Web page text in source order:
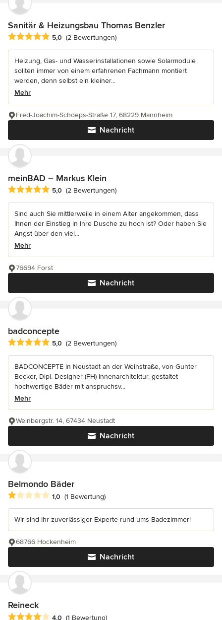
Sanitär & Heizungsbau Thomas Benzler
Durchschnittliche Bewertung: 5 von 5 Sternen
5,0 (2 Bewertungen)
Heizung, Gas- und Wasserinstallationen sowie Solarmodule
sollten immer von einem erfahrenen Fachmann montiert
werden, denn selbst ein kleiner...
Mehr
Nachricht
Fred-Joachim-Schoeps-Straße 17, 68229 Mannheim
meinBAD – Markus Klein
Durchschnittliche Bewertung: 5 von 5 Sternen
5,0 (2 Bewertungen)
Sind auch Sie mittlerweile in einem Alter angekommen, dass
Ihnen der Einstieg in Ihre Dusche zu hoch ist? Oder haben Sie
Angst über den viel...
Mehr
Nachricht
76694 Forst
badconcepte
Durchschnittliche Bewertung: 5 von 5 Sternen
5,0 (2 Bewertungen)
BADCONCEPTE in Neustadt an der Weinstraße, von Gunter
Becker, Dipl.-Designer (FH) Innenarchitektur, gestaltet
hochwertige Bäder mit anspruchsv...
Mehr
Nachricht
Weinbergstr. 14, 67434 Neustadt
Belmondo Bäder
Durchschnittliche Bewertung: 1 von 5 Sternen
1,0 (1 Bewertung)
Wir sind Ihr zuverlässiger Experte rund ums Badezimmer!
Nachricht
68766 Hockenheim
Reineck
Durchschnittliche Bewertung: 4 von 5 Sternen
4,0 (1 Bewertung)